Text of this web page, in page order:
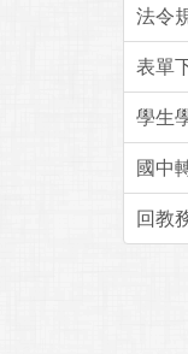
法令
表單
學生
國中
回教